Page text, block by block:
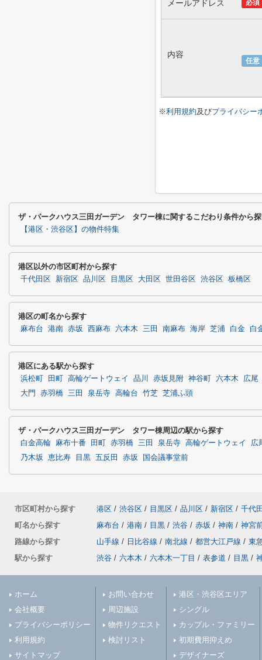
必須
メールアドレス
任意
内容
※利用規約及びプライバシー
ザ・パークハウス三田ガーデン タワー棟に関するこだわり条件から
【港区・渋谷区】の物件特集
港区以外の市区町村から探す
千代田区 新宿区 品川区 目黒区 大田区 世田谷区 渋谷区 板橋区
港区の町名から探す
麻布台 港南 赤坂 西麻布 六本木 三田 南麻布 海岸 芝浦 白金 白
港区にある駅から探す
浜松町 田町 高輪ゲートウェイ 品川 赤坂見附 神谷町 六本木
広尾
大門
赤羽橋 三田 泉岳寺 高輪台 竹芝 芝浦ふ頭
ザ・パークハウス三田ガーデン タワー棟周辺の駅から探す
白金高輪 麻布十番 田町 赤羽橋 三田 泉岳寺 高輪ゲートウェイ
広
乃木坂
恵比寿 目黒 五反田 赤坂 国会議事堂前
市区町村から探す 港区 / 渋谷区 / 目黒区 / 品川区 / 新宿区 / 千代
町名から探す
麻布台 / 港南 / 目黒 / 渋谷 / 赤坂 / 神南 / 神宮
路線から探す
山手線 / 日比谷線 / 南北線 / 都営大江戸線 / 東
駅から探す
渋谷 / 六本木 / 六本木一丁目 / 表参道 / 目黒 /
ホーム
会社概要
プライバシーポリシー
利用規約
サイトマップ
お問い合わせ
周辺施設
物件リクエスト
検討リスト
港区・渋谷区エリア
シングル
カップル・ファミリー
初期費用抑えめ
デザイナーズ